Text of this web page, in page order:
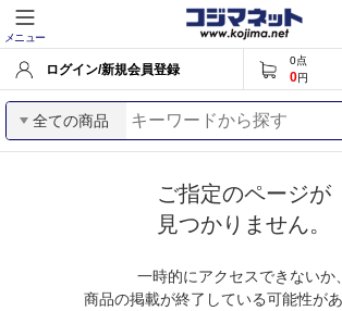
メニュー
ログイン/新規会員登録
0点
0円
全ての商品
ご指定のページが
見つかりません。
一時的にアクセスできないか、
商品の掲載が終了している可能性があ